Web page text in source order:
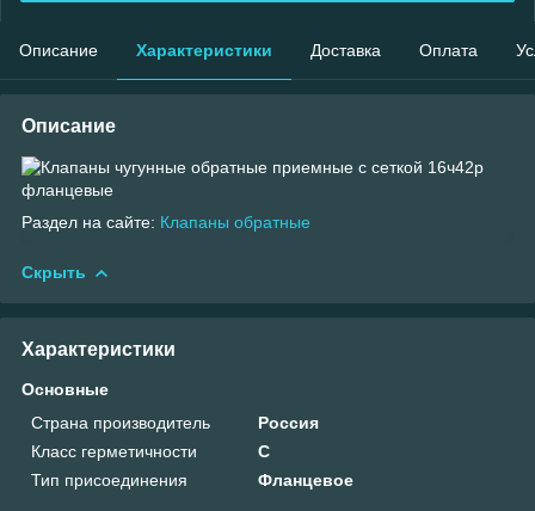
Описание Характеристики Доставка Оплата
Описание
Раздел на сайте: Клапаны обратные
Скрыть
Характеристики
Основные
Страна производитель
Россия
Класс герметичности
С
Тип присоединения
Фланцевое